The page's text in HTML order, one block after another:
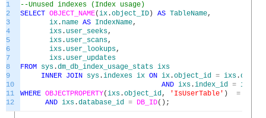
1
2
3
4
5
6
7
8
9
10
11
12
--Unused indexes (Index usage)
SELECT OBJECT_NAME(ix .object_ID ) AS TableName,
ix . name AS IndexName,
ixs . user_seeks,
ixs . user_scans,
ixs . user_lookups,
ixs . user_updates
FROM sys .dm_db_index_usage_stats ixs
INNER JOIN sys .indexes ix ON ix .object_id = ixs .
AND ixs .index_id = ixs
WHERE OBJECTPROPERTY(ixs .object_id, 'IsUserTable' ) =
AND ixs .database_id = DB_ID( ) ;